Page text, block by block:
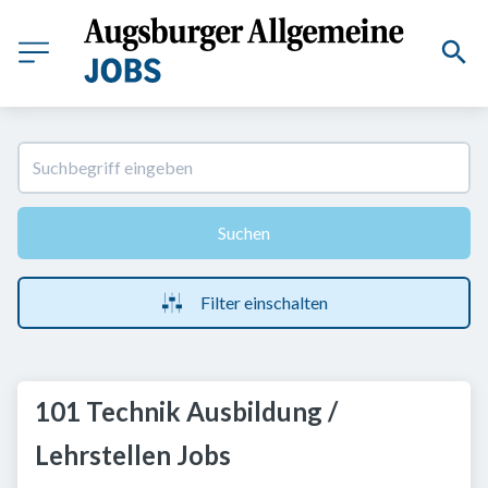
Suchen
Filter einschalten
101 Technik Ausbildung /
Lehrstellen Jobs